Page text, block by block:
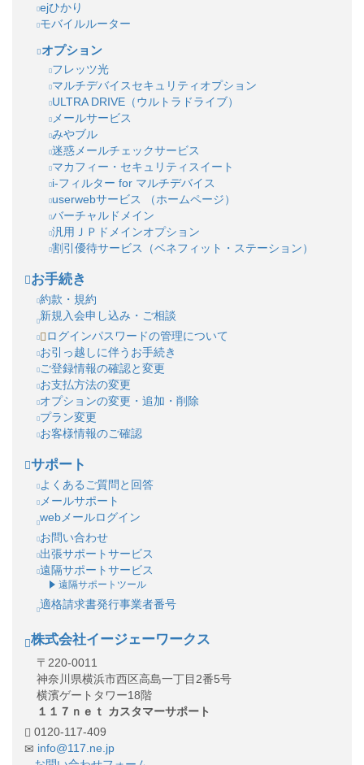
ejひかり
モバイルルーター
オプション
フレッツ光
マルチデバイスセキュリティオプション
ULTRA DRIVE（ウルトラドライブ）
メールサービス
みやブル
迷惑メールチェックサービス
マカフィー・セキュリティスイート
i-フィルター for マルチデバイス
userwebサービス （ホームページ）
バーチャルドメイン
汎用ＪＰドメインオプション
割引優待サービス（ベネフィット・ステーション）
お手続き
約款・規約
新規入会申し込み・ご相談
ログインパスワードの管理について
お引っ越しに伴うお手続き
ご登録情報の確認と変更
お支払方法の変更
オプションの変更・追加・削除
プラン変更
お客様情報のご確認
サポート
よくあるご質問と回答
メールサポート
webメールログイン
お問い合わせ
出張サポートサービス
遠隔サポートサービス
遠隔サポートツール
適格請求書発行事業者番号
株式会社イージェーワークス
〒220-0011
神奈川県横浜市西区高島一丁目2番5号
横濱ゲートタワー18階
１１７ｎｅｔ カスタマーサポート
0120-117-409
info@117.ne.jp